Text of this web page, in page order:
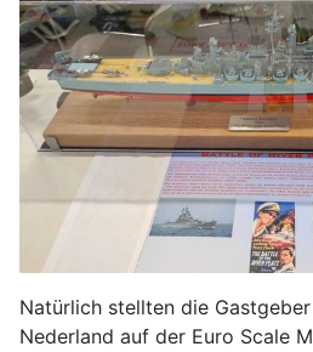
Natürlich stellten die
Nederland auf der Euro Scale